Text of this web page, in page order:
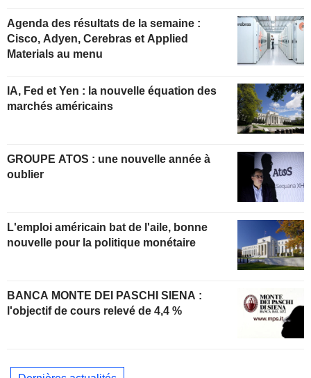
Agenda des résultats de la semaine :
Cisco, Adyen, Cerebras et Applied
Materials au menu
IA, Fed et Yen : la nouvelle équation des
marchés américains
GROUPE ATOS : une nouvelle année à
oublier
L'emploi américain bat de l'aile, bonne
nouvelle pour la politique monétaire
BANCA MONTE DEI PASCHI SIENA :
l'objectif de cours relevé de 4,4 %